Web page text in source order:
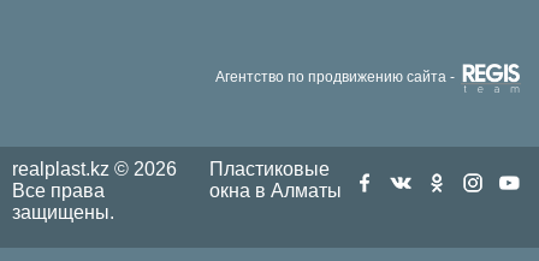
Агентство по продвижению сайта -
realplast.kz © 2026
Все права
защищены.
Пластиковые
окна в Алматы